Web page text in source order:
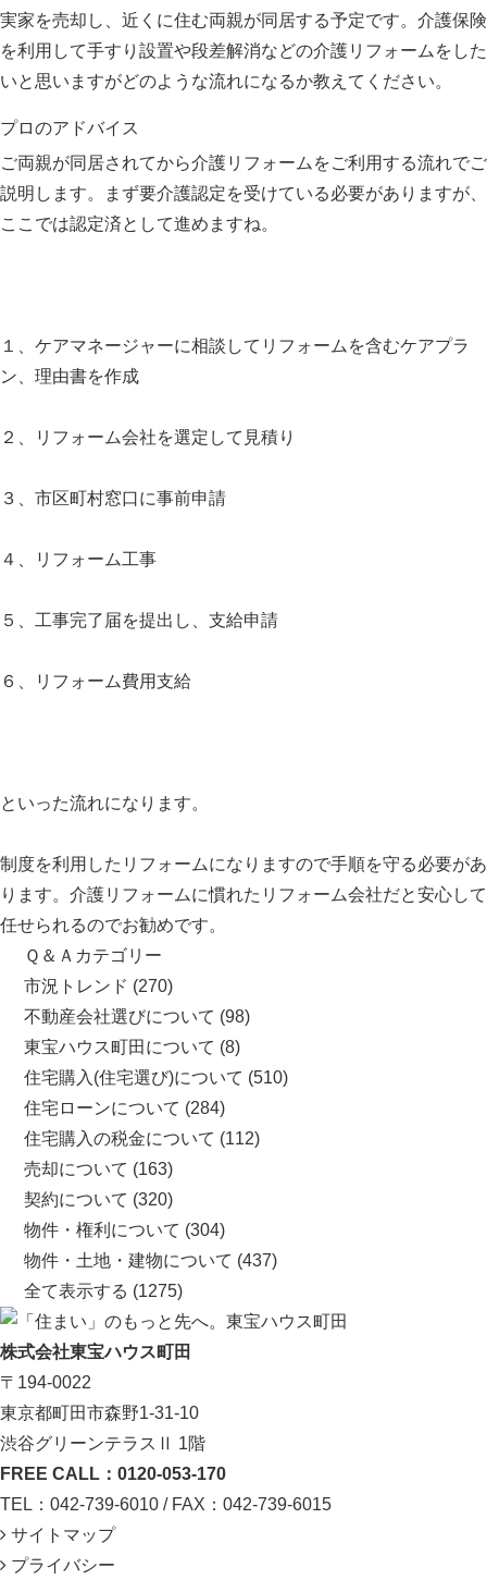
実家を売却し、近くに住む両親が同居する予定です。介護保険
を利用して手すり設置や段差解消などの介護リフォームをした
いと思いますがどのような流れになるか教えてください。
プロのアドバイス
ご両親が同居されてから介護リフォームをご利用する流れでご
説明します。まず要介護認定を受けている必要がありますが、
ここでは認定済として進めますね。
１、ケアマネージャーに相談してリフォームを含むケアプラ
ン、理由書を作成
２、リフォーム会社を選定して見積り
３、市区町村窓口に事前申請
４、リフォーム工事
５、工事完了届を提出し、支給申請
６、リフォーム費用支給
といった流れになります。
制度を利用したリフォームになりますので手順を守る必要があ
ります。介護リフォームに慣れたリフォーム会社だと安心して
任せられるのでお勧めです。
Ｑ＆Ａカテゴリー
市況トレンド (270)
不動産会社選びについて (98)
東宝ハウス町田について (8)
住宅購入(住宅選び)について (510)
住宅ローンについて (284)
住宅購入の税金について (112)
売却について (163)
契約について (320)
物件・権利について (304)
物件・土地・建物について (437)
全て表示する (1275)
株式会社東宝ハウス町田
〒194-0022
東京都町田市森野1-31-10
渋谷グリーンテラスⅡ 1階
FREE CALL：0120-053-170
TEL：042-739-6010 / FAX：042-739-6015
サイトマップ
プライバシー